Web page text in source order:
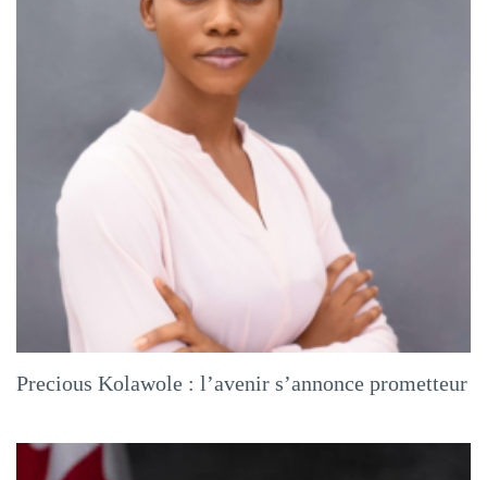
Precious Kolawole : l’avenir s’annonce prometteur